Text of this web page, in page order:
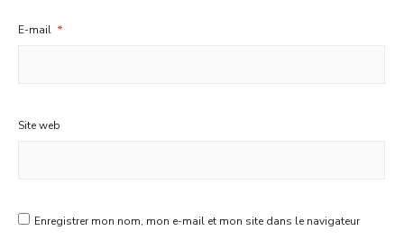
E-mail *
Site web
Enregistrer mon nom, mon e-mail et mon site dans le navigateur